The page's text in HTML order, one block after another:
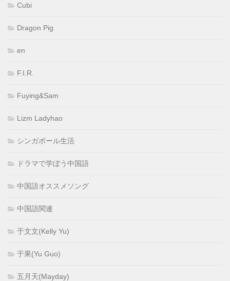
Cubi
Dragon Pig
en
F.I.R.
Fuying&Sam
Lizm Ladyhao
シンガポール生活
ドラマで学ぼう中国語
中国語オススメソング
中国語関連
于文文(Kelly Yu)
于果(Yu Guo)
五月天(Mayday)